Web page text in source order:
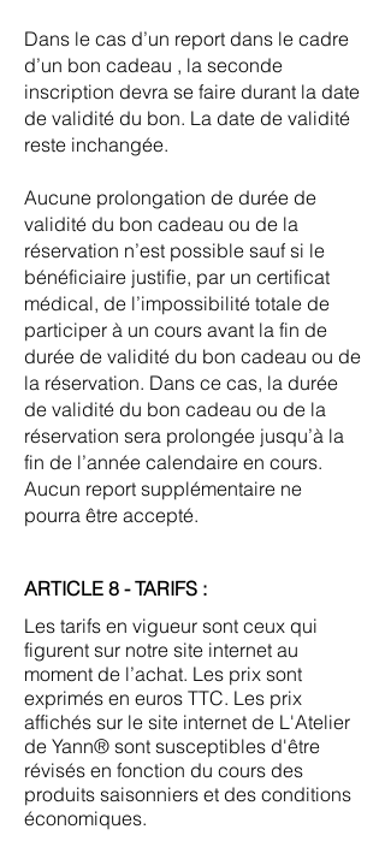
Dans le cas d’un report dans le cadre
d’un bon cadeau , la seconde
inscription devra se faire durant la date
de validité du bon. La date de validité
reste inchangée.
Aucune prolongation de durée de
validité du bon cadeau ou de la
réservation n’est possible sauf si le
bénéficiaire justifie, par un certificat
médical, de l’impossibilité totale de
participer à un cours avant la fin de
durée de validité du bon cadeau ou de
la réservation. Dans ce cas, la durée
de validité du bon cadeau ou de la
réservation sera prolongée jusqu’à la
fin de l’année calendaire en cours.
Aucun report supplémentaire ne
pourra être accepté.
ARTICLE 8 - TARIFS :
Les tarifs en vigueur sont ceux qui
figurent sur notre site internet au
moment de l’achat. Les prix sont
exprimés en euros TTC. Les prix
affichés sur le site internet de L'Atelier
de Yann® sont susceptibles d'être
révisés en fonction du cours des
produits saisonniers et des conditions
économiques.